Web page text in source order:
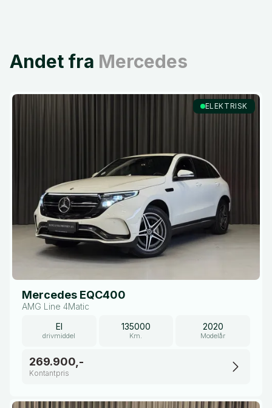
Andet fra Mercedes
ELEKTRISK
Mercedes EQC400
AMG Line 4Matic
El
drivmiddel
135000
Km.
2020
Modelår
269.900,-
Kontantpris